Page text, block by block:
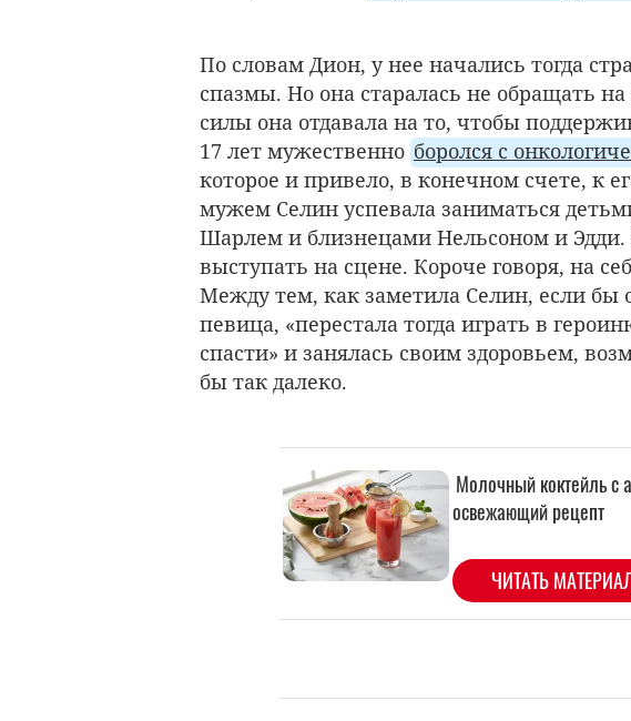
По словам Дион, у нее начались тогда
спазмы. Но она старалась не обращать
силы она отдавала на то, чтобы
17 лет мужественно боролся с
которое и привело, в конечном счете, к
мужем Селин успевала заниматься
Шарлем и близнецами Нельсоном и
выступать на сцене. Короче говоря, на
Между тем, как заметила Селин, если бы
певица, «перестала тогда играть в
спасти» и занялась своим здоровьем,
бы так далеко.